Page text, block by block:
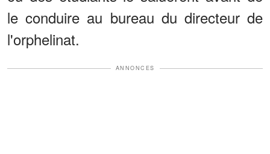
le conduire au bureau du directeur de
l'orphelinat.
ANNONCES